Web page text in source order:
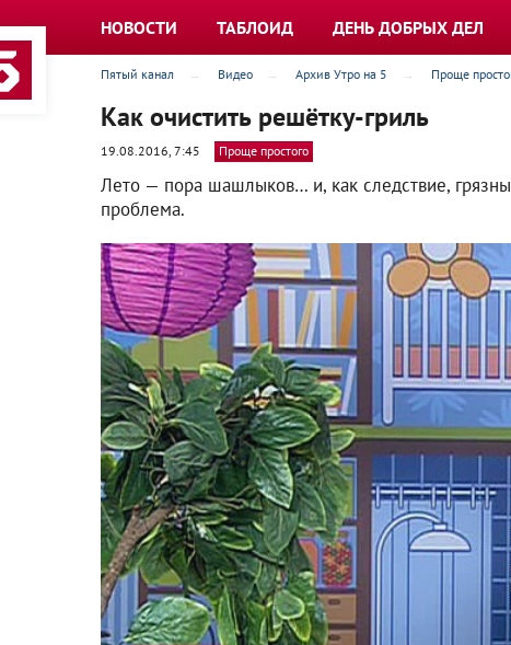
НОВОСТИ ТАБЛОИД ДЕНЬ ДОБРЫХ ДЕЛ
Пятый канал Видео Архив Утро на 5 Проще
Как очистить решётку-гриль
19.08.2016, 7:45 Проще простого
Лето — пора шашлыков… и, как следствие,
проблема.